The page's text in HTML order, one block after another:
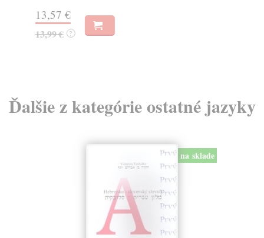
13,57 €
13,99 € ?
Ďalšie z kategórie ostatné jazyky
na sklade